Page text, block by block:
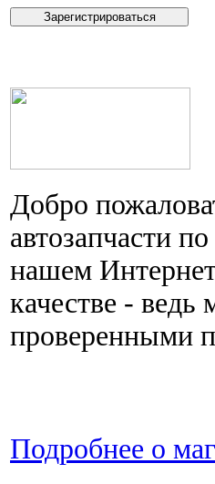
Добро
автозапчасти
нашем
качестве -
проверенными
Подробнее о